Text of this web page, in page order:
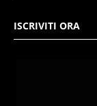
ISCRIVITI ORA